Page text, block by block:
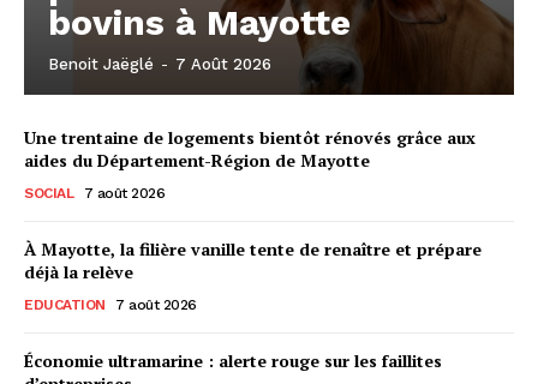
bovins à Mayotte
Benoit Jaëglé - 7 Août 2026
Une trentaine de logements bientôt rénovés grâce aux
aides du Département-Région de Mayotte
SOCIAL 7 août 2026
À Mayotte, la filière vanille tente de renaître et prépare
déjà la relève
EDUCATION 7 août 2026
Économie ultramarine : alerte rouge sur les faillites